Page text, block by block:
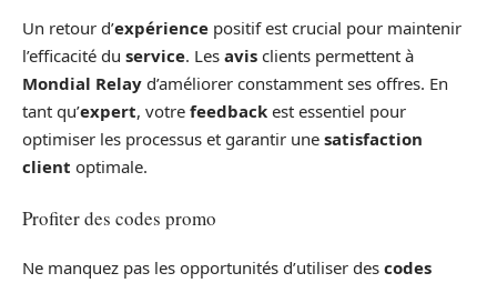
Un retour d’expérience positif est crucial pour maintenir
l’efficacité du service. Les avis clients permettent à
Mondial Relay d’améliorer constamment ses offres. En
tant qu’expert, votre feedback est essentiel pour
optimiser les processus et garantir une satisfaction
client optimale.
Profiter des codes promo
Ne manquez pas les opportunités d’utiliser des codes